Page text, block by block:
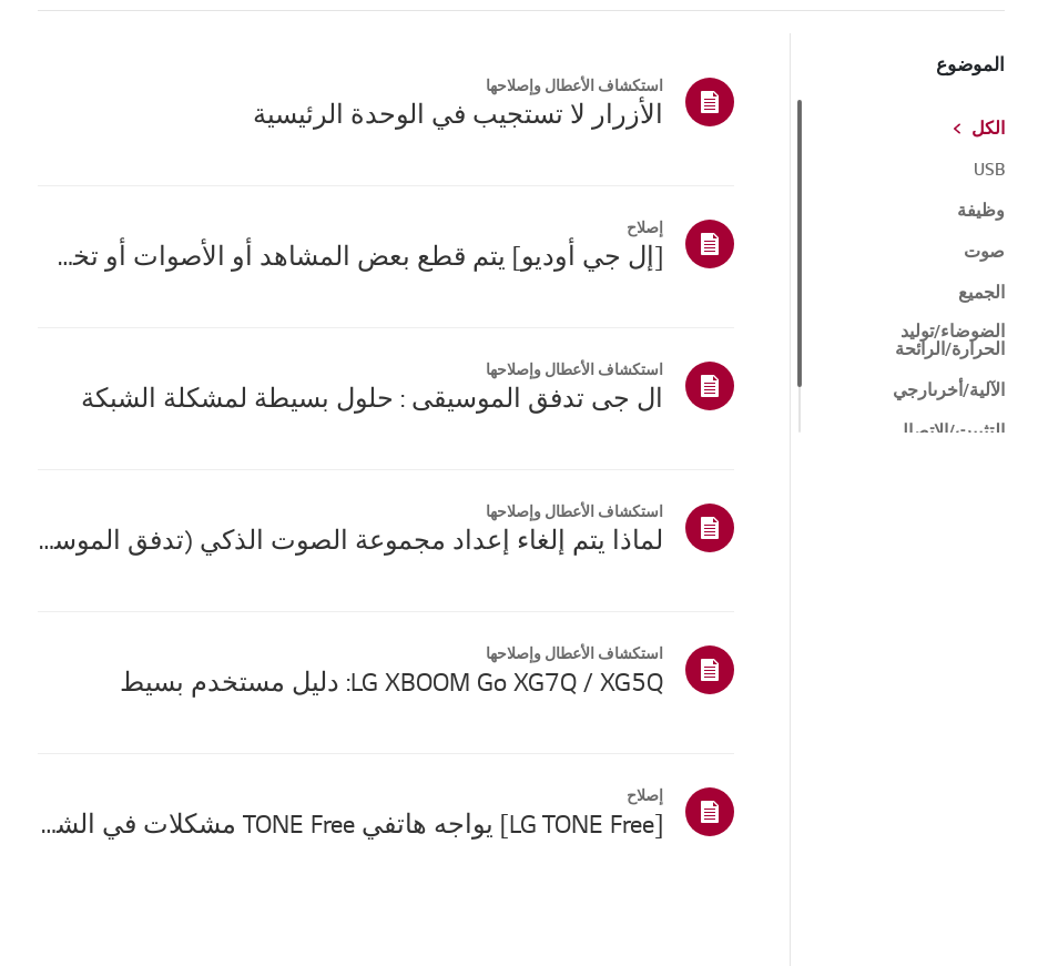
الموضوع
الكل
USB
وظيفة
صوت
الجميع
الضوضاء/توليد
الحرارة/الرائحة
الآلية/أخرىارجي
التثبيت/الاتصال
استكشاف الأعطال وإصلاحها
الأزرار لا تستجيب في الوحدة الرئيسية
إصلاح
[إل جي أوديو] يتم قطع بعض المشاهد أو الأصوات أو تخطيها عند تشغيل القرص المضغوط.
استكشاف الأعطال وإصلاحها
ال جى تدفق الموسيقى : حلول بسيطة لمشكلة الشبكة
استكشاف الأعطال وإصلاحها
لماذا يتم إلغاء إعداد مجموعة الصوت الذكي (تدفق الموسيقى).
استكشاف الأعطال وإصلاحها
LG XBOOM Go XG7Q / XG5Q: دليل مستخدم بسيط
إصلاح
[LG TONE Free] يواجه هاتفي TONE Free مشكلات في الشحن والإقران. لا يضيء مؤشر الضوء.